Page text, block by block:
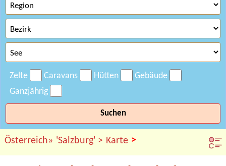
Zelte Caravans Hütten
Gebäude
Ganzjährig
Suchen
Österreich» 'Salzburg' > Karte >